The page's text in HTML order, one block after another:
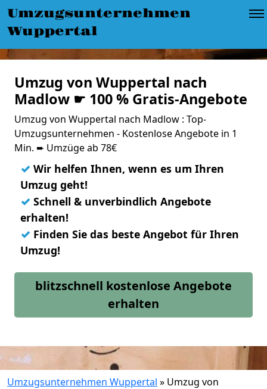
Umzugsunternehmen
Wuppertal
Umzug von Wuppertal nach
Madlow ☛ 100 % Gratis-Angebote
Umzug von Wuppertal nach Madlow : Top-
Umzugsunternehmen - Kostenlose Angebote in 1
Min. ➨ Umzüge ab 78€
✓ Wir helfen Ihnen, wenn es um Ihren
Umzug geht!
✓ Schnell & unverbindlich Angebote
erhalten!
✓ Finden Sie das beste Angebot für Ihren
Umzug!
blitzschnell kostenlose Angebote
erhalten
Umzugsunternehmen Wuppertal » Umzug von